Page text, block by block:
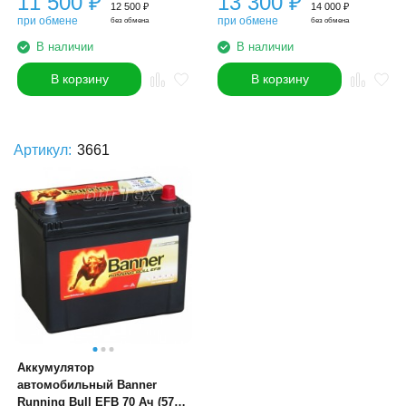
при обмене
12 500 ₽
без обмена
В наличии
В корзину
при обмене
14 000 ₽
без обмена
В наличии
В корзину
Артикул: 3661
Аккумулятор
автомобильный Banner
Running Bull EFB 70 Ач (570